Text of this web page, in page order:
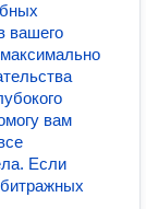
вашего
вам
Если